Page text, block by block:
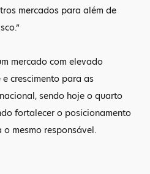
mercados para além de
mercado com elevado
crescimento para as
sendo hoje o quarto
fortalecer o posicionamento
o mesmo responsável.